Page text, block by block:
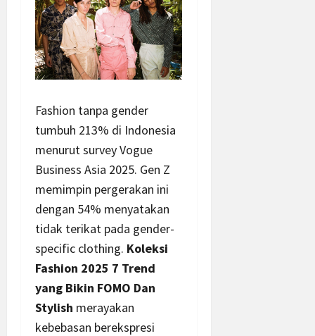
Fashion tanpa gender
tumbuh 213% di Indonesia
menurut survey Vogue
Business Asia 2025. Gen Z
memimpin pergerakan ini
dengan 54% menyatakan
tidak terikat pada gender-
specific clothing. Koleksi
Fashion 2025 7 Trend
yang Bikin FOMO Dan
Stylish merayakan
kebebasan berekspresi